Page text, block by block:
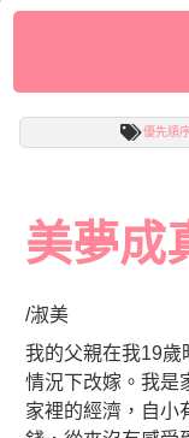
優先順
美夢成
/淑美
我的父親在我19歲
情況下改嫁。我是
家裡的經濟，自小